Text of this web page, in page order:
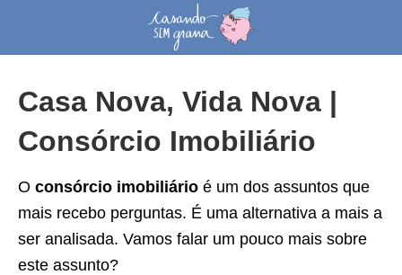
Casa Nova, Vida Nova |
Consórcio Imobiliário
O consórcio imobiliário é um dos assuntos que
mais recebo perguntas. É uma alternativa a mais a
ser analisada. Vamos falar um pouco mais sobre
este assunto?